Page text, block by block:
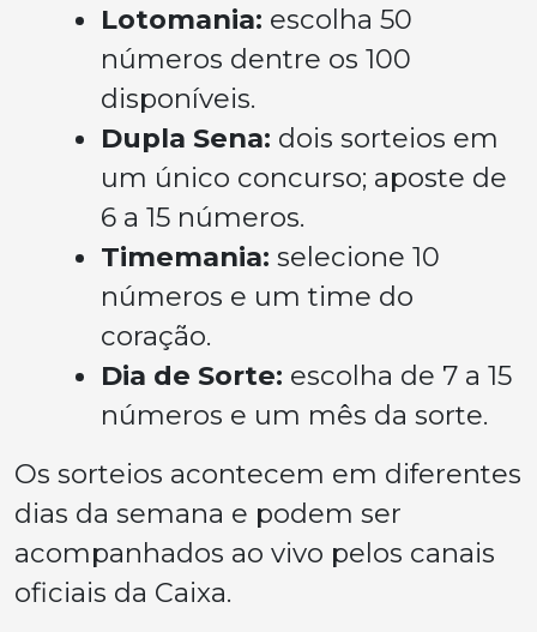
Lotomania: escolha 50
números dentre os 100
disponíveis.
Dupla Sena: dois sorteios em
um único concurso; aposte de
6 a 15 números.
Timemania: selecione 10
números e um time do
coração.
Dia de Sorte: escolha de 7 a 15
números e um mês da sorte.
Os sorteios acontecem em diferentes
dias da semana e podem ser
acompanhados ao vivo pelos canais
oficiais da Caixa.